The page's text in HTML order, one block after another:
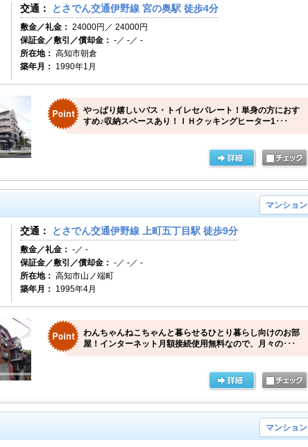
交通： とさでん交通伊野線 宮の奥駅 徒歩4分
敷金／礼金： 24000円／ 24000円
保証金／敷引／償却金： -／ -／ -
所在地： 高知市朝倉
築年月： 1990年1月
やっぱり嬉しいバス・トイレセパレート！単身の方におす
すめ♪収納スペースあり！ＩＨクッキングヒーター1･･･
マンション
交通： とさでん交通伊野線 上町五丁目駅 徒歩9分
敷金／礼金： -／ -
保証金／敷引／償却金： -／ -／ -
所在地： 高知市山ノ端町
築年月： 1995年4月
わんちゃんねこちゃんと暮らせるひとり暮らし向けのお部
屋！インターネット月額接続使用無料なので、月々の･･･
マンション